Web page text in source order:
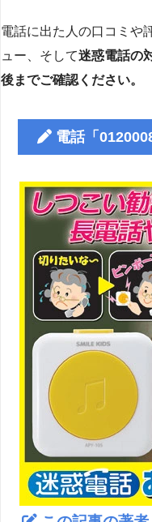
電話に出た人の口コミや
ュー、そして迷惑電話の
後までご確認ください。
電話「